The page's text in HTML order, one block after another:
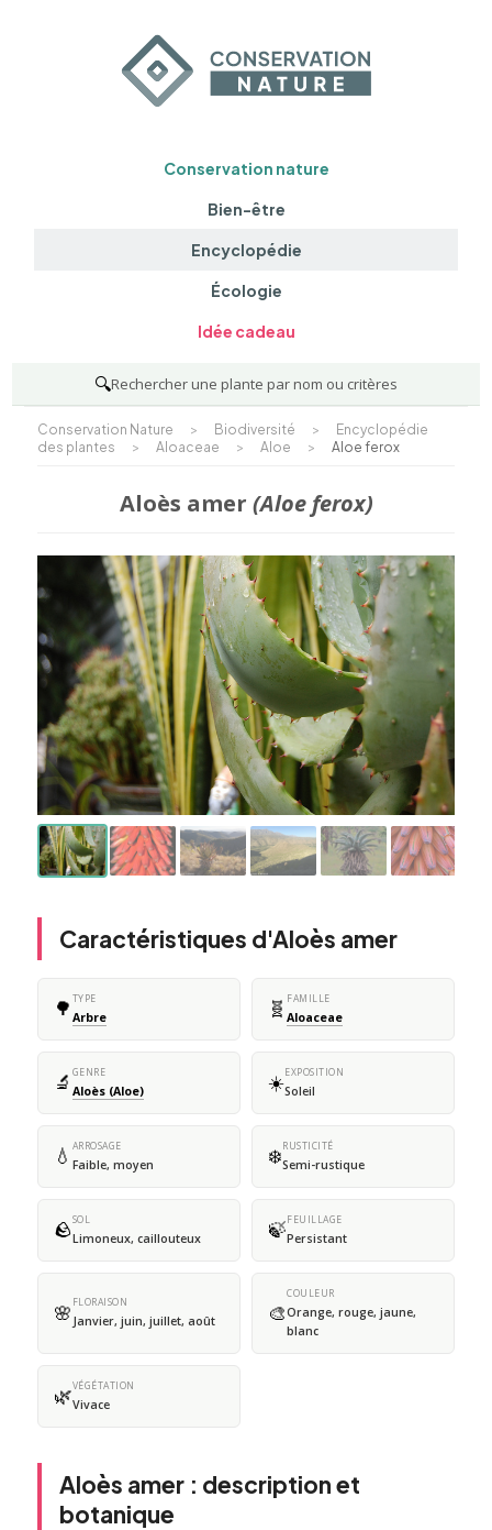
Conservation nature
Bien-être
Encyclopédie
Écologie
Idée cadeau
🔍Rechercher une plante par nom ou critères
Conservation Nature > Biodiversité >
Encyclopédie
des plantes
> Aloaceae > Aloe > Aloe ferox
Aloès amer (Aloe ferox)
Caractéristiques d'Aloès amer
🌳 TYPE
Arbre 🧬 FAMILLE
Aloaceae
🔬 GENRE
Aloès (Aloe) ☀️EXPOSITION
Soleil
💧 ARROSAGE
Faible, moyen ❄️RUSTICITÉ
Semi-rustique
🪨SOL
Limoneux, caillouteux 🍃FEUILLAGE
Persistant
🌸 FLORAISON
Janvier, juin, juillet, août 🎨
COULEUR
Orange, rouge, jaune,
blanc
🌿VÉGÉTATION
Vivace
Aloès amer : description et
botanique